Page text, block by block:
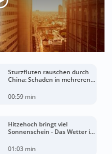
Sturzfluten rauschen durch
China: Schäden in mehreren
00:59 min
Hitzehoch bringt viel
Sonnenschein - Das Wetter in
01:03 min